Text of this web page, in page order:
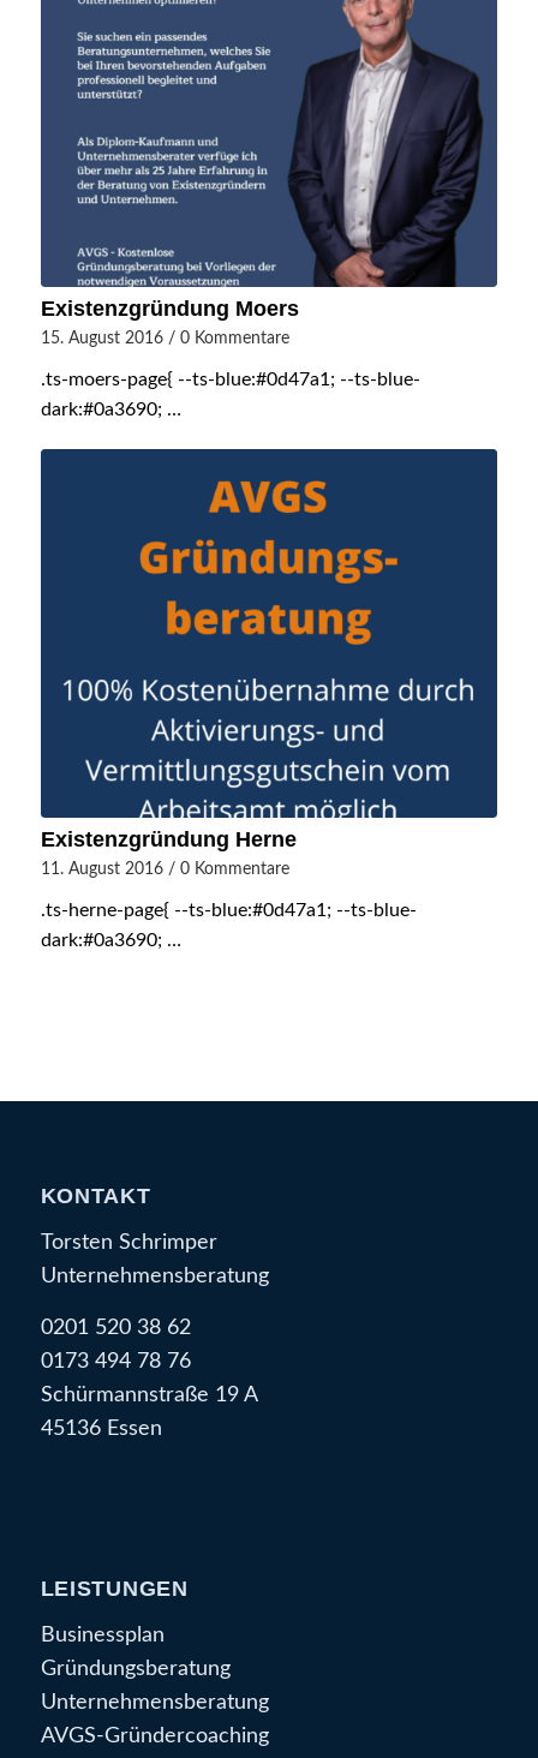
Existenzgründung Moers
15. August 2016 / 0 Kommentare
.ts-moers-page{ --ts-blue:#0d47a1; --ts-blue-
dark:#0a3690; …
Existenzgründung Herne
11. August 2016 / 0 Kommentare
.ts-herne-page{ --ts-blue:#0d47a1; --ts-blue-
dark:#0a3690; …
KONTAKT
Torsten Schrimper
Unternehmensberatung
0201 520 38 62
0173 494 78 76
Schürmannstraße 19 A
45136 Essen
LEISTUNGEN
Businessplan
Gründungsberatung
Unternehmensberatung
AVGS-Gründercoaching